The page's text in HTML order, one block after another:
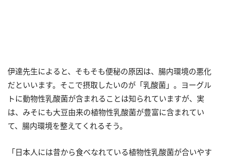
伊達先生によると、そもそも便秘の原因は、腸内環境の悪化
だといいます。そこで摂取したいのが「乳酸菌」。ヨーグル
トに動物性乳酸菌が含まれることは知られていますが、実
は、みそにも大豆由来の植物性乳酸菌が豊富に含まれてい
て、腸内環境を整えてくれるそう。
「日本人には昔から食べなれている植物性乳酸菌が合いやす